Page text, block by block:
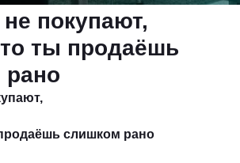
покупают,
ты продаёшь
слишком рано